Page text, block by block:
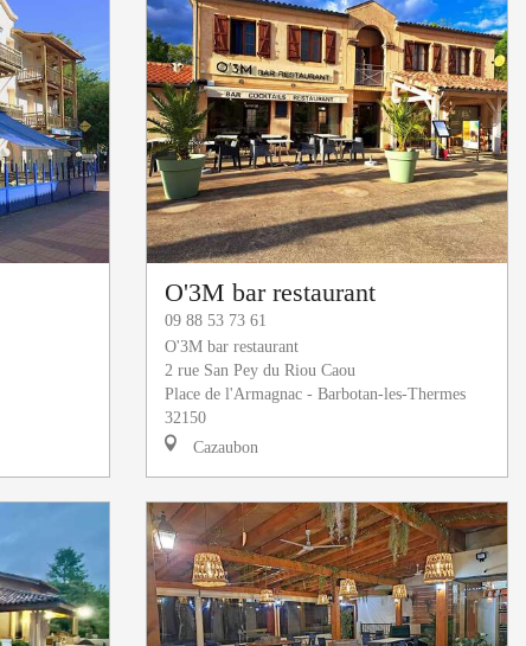
O'3M bar restaurant
09 88 53 73 61
O'3M bar restaurant
2 rue San Pey du Riou Caou
Place de l'Armagnac - Barbotan-les-Thermes
32150
Cazaubon